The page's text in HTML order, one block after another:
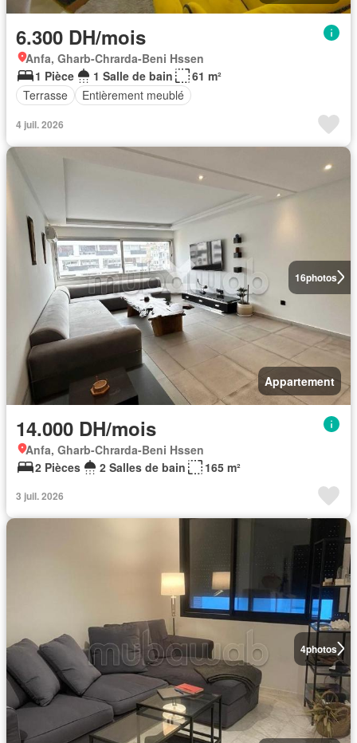
6.300 DH/mois
Anfa, Gharb-Chrarda-Beni Hssen
1 Pièce
1 Salle de bain
61 m²
Terrasse
Entièrement meublé
4 juil. 2026
16photos
Appartement
14.000 DH/mois
Anfa, Gharb-Chrarda-Beni Hssen
2 Pièces
2 Salles de bain 165 m²
3 juil. 2026
4photos